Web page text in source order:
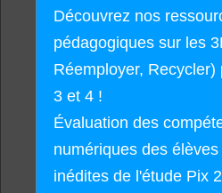
Découvrez nos
pédagogiques sur les
Réemployer, Recycler)
3 et 4 !
Évaluation des
numériques des
inédites de l'étude Pix